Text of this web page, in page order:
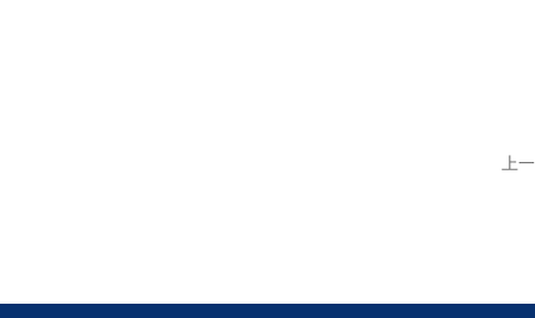
上